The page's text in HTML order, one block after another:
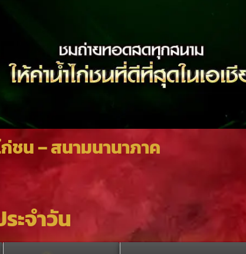
ชน – สนามนานาภาค
ะจำวัน